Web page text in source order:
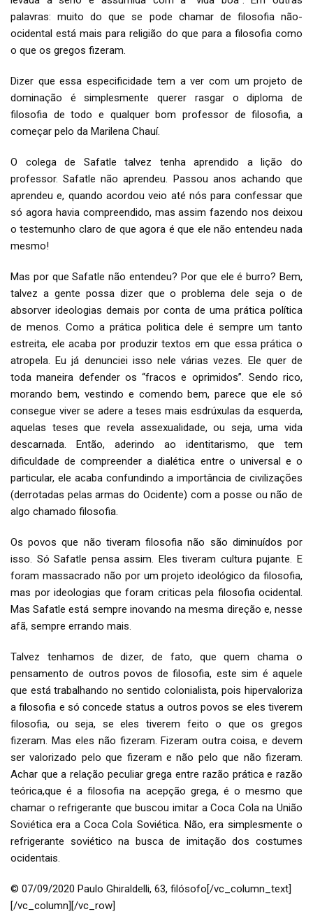
palavras: muito do que se pode chamar de filosofia não-
ocidental está mais para religião do que para a filosofia como
o que os gregos fizeram.
Dizer que essa especificidade tem a ver com um projeto de
dominação é simplesmente querer rasgar o diploma de
filosofia de todo e qualquer bom professor de filosofia, a
começar pelo da Marilena Chauí.
O colega de Safatle talvez tenha aprendido a lição do
professor. Safatle não aprendeu. Passou anos achando que
aprendeu e, quando acordou veio até nós para confessar que
só agora havia compreendido, mas assim fazendo nos deixou
o testemunho claro de que agora é que ele não entendeu nada
mesmo!
Mas por que Safatle não entendeu? Por que ele é burro? Bem,
talvez a gente possa dizer que o problema dele seja o de
absorver ideologias demais por conta de uma prática política
de menos. Como a prática politica dele é sempre um tanto
estreita, ele acaba por produzir textos em que essa prática o
atropela. Eu já denunciei isso nele várias vezes. Ele quer de
toda maneira defender os “fracos e oprimidos”. Sendo rico,
morando bem, vestindo e comendo bem, parece que ele só
consegue viver se adere a teses mais esdrúxulas da esquerda,
aquelas teses que revela assexualidade, ou seja, uma vida
descarnada. Então, aderindo ao identitarismo, que tem
dificuldade de compreender a dialética entre o universal e o
particular, ele acaba confundindo a importância de civilizações
(derrotadas pelas armas do Ocidente) com a posse ou não de
algo chamado filosofia.
Os povos que não tiveram filosofia não são diminuídos por
isso. Só Safatle pensa assim. Eles tiveram cultura pujante. E
foram massacrado não por um projeto ideológico da filosofia,
mas por ideologias que foram criticas pela filosofia ocidental.
Mas Safatle está sempre inovando na mesma direção e, nesse
afã, sempre errando mais.
Talvez tenhamos de dizer, de fato, que quem chama o
pensamento de outros povos de filosofia, este sim é aquele
que está trabalhando no sentido colonialista, pois hipervaloriza
a filosofia e só concede status a outros povos se eles tiverem
filosofia, ou seja, se eles tiverem feito o que os gregos
fizeram. Mas eles não fizeram. Fizeram outra coisa, e devem
ser valorizado pelo que fizeram e não pelo que não fizeram.
Achar que a relação peculiar grega entre razão prática e razão
teórica,que é a filosofia na acepção grega, é o mesmo que
chamar o refrigerante que buscou imitar a Coca Cola na União
Soviética era a Coca Cola Soviética. Não, era simplesmente o
refrigerante soviético na busca de imitação dos costumes
ocidentais.
© 07/09/2020 Paulo Ghiraldelli, 63, filósofo[/vc_column_text]
[/vc_column][/vc_row]